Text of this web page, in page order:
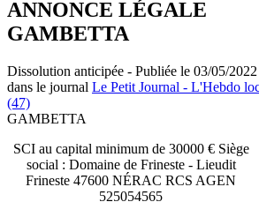
ANNONCE LÉGALE
GAMBETTA
Dissolution anticipée - Publiée le 03/05/2022
dans le journal Le Petit Journal - L'Hebdo
(47)
GAMBETTA
SCI au capital minimum de 30000 € Siège
social : Domaine de Frineste - Lieudit
Frineste 47600 NÉRAC RCS AGEN
525054565